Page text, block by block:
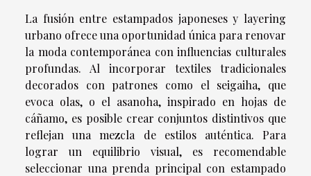
La fusión entre estampados japoneses y layering
urbano ofrece una oportunidad única para renovar
la moda contemporánea con influencias culturales
profundas. Al incorporar textiles tradicionales
decorados con patrones como el seigaiha, que
evoca olas, o el asanoha, inspirado en hojas de
cáñamo, es posible crear conjuntos distintivos que
reflejan una mezcla de estilos auténtica. Para
lograr un equilibrio visual, es recomendable
seleccionar una prenda principal con estampado